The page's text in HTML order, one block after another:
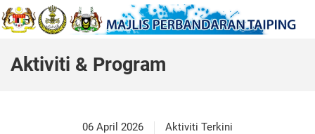
Aktiviti & Program
06 April 2026 Aktiviti Terkini